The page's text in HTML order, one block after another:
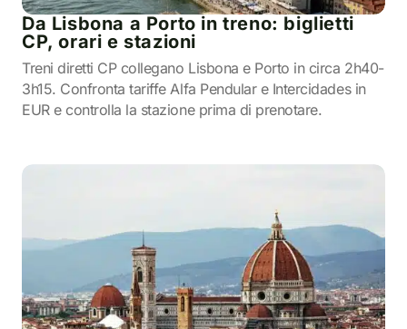
Da Lisbona a Porto in treno: biglietti
CP, orari e stazioni
Treni diretti CP collegano Lisbona e Porto in circa 2h40-
3h15. Confronta tariffe Alfa Pendular e Intercidades in
EUR e controlla la stazione prima di prenotare.